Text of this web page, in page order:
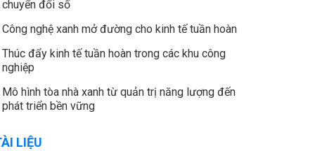
chuyển đổi số
Công nghệ xanh mở đường cho kinh tế tuần hoàn
Thúc đẩy kinh tế tuần hoàn trong các khu công
nghiệp
Mô hình tòa nhà xanh từ quản trị năng lượng đến
phát triển bền vững
LIỆU